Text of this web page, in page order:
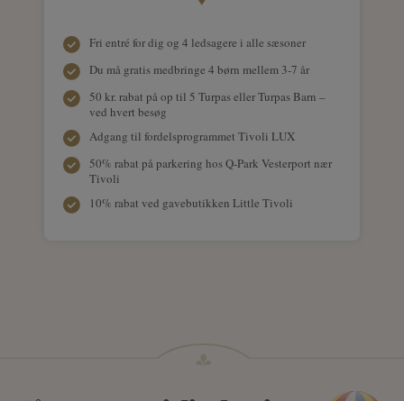
Fri entré for dig og 4 ledsagere i alle sæsoner
Du må gratis medbringe 4 børn mellem 3-7 år
50 kr. rabat på op til 5 Turpas eller Turpas Barn –
ved hvert besøg
Adgang til fordelsprogrammet Tivoli LUX
50% rabat på parkering hos Q-Park Vesterport nær
Tivoli
10% rabat ved gavebutikken Little Tivoli